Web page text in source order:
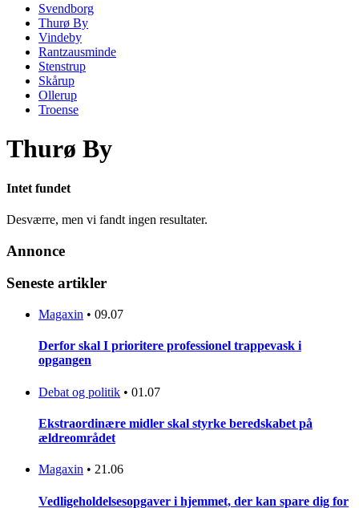
Svendborg
Thurø By
Vindeby
Rantzausminde
Stenstrup
Skårup
Ollerup
Troense
Thurø By
Intet fundet
Desværre, men vi fandt ingen resultater.
Annonce
Seneste artikler
Magaxin • 09.07
Derfor skal I prioritere professionel trappevask i
opgangen
Debat og politik • 01.07
Ekstraordinære midler skal styrke beredskabet på
ældreområdet
Magaxin • 21.06
Vedligeholdelsesopgaver i hjemmet, der kan spare dig for